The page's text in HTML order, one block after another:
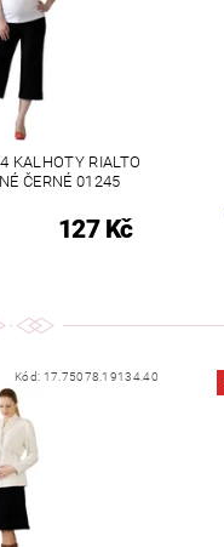
KALHOTY RIALTO
ČERNÉ 01245
127 Kč
Kód: 17.75078.19134.40